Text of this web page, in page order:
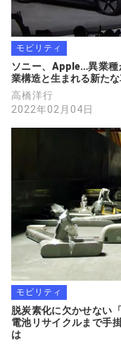
モビリティ
ソニー、Apple…異業種
業構造と生まれる新た
高橋洋行
2022年02月04日
モビリティ
脱炭素化に欠かせない
電池リサイクルまで手
は